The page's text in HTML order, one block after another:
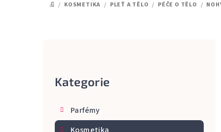
DOMŮ
/ KOSMETIKA / PLEŤ A TĚLO / PÉČE O TĚLO /
Přeskočit
kategorie
Kategorie
Parfémy